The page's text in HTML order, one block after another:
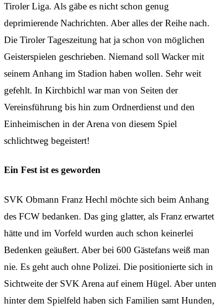
Tiroler Liga. Als gäbe es nicht schon genug
deprimierende Nachrichten. Aber alles der Reihe nach.
Die Tiroler Tageszeitung hat ja schon von möglichen
Geisterspielen geschrieben. Niemand soll Wacker mit
seinem Anhang im Stadion haben wollen. Sehr weit
gefehlt. In Kirchbichl war man von Seiten der
Vereinsführung bis hin zum Ordnerdienst und den
Einheimischen in der Arena von diesem Spiel
schlichtweg begeistert!
Ein Fest ist es geworden
SVK Obmann Franz Hechl möchte sich beim Anhang
des FCW bedanken. Das ging glatter, als Franz erwartet
hätte und im Vorfeld wurden auch schon keinerlei
Bedenken geäußert. Aber bei 600 Gästefans weiß man
nie. Es geht auch ohne Polizei. Die positionierte sich in
Sichtweite der SVK Arena auf einem Hügel. Aber unten
hinter dem Spielfeld haben sich Familien samt Hunden,